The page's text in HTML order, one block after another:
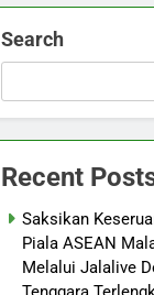
Search
Recent
Saksikan
Piala ASEAN
Melalui Jalalive